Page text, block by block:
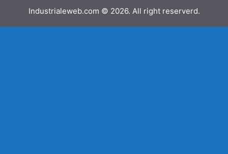
Industrialeweb.com © 2026. All right reserverd.